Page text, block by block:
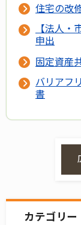
住宅の改
【法人
申出
固定資産
バリアフ
書
カテゴリー